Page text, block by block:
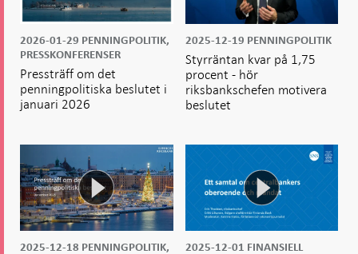
2026-01-29 PENNINGPOLITIK,
PRESSKONFERENSER
Pressträff om det
penningpolitiska beslutet i
januari 2026
2025-12-19 PENNINGPOLITIK
Styrräntan kvar på 1,75
procent - hör
riksbankschefen motivera
beslutet
2025-12-18 PENNINGPOLITIK,
2025-12-01 FINANSIELL